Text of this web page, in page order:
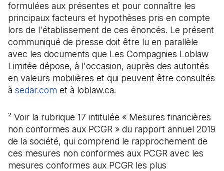
formulées aux présentes et pour connaître les
principaux facteurs et hypothèses pris en compte
lors de l'établissement de ces énoncés. Le présent
communiqué de presse doit être lu en parallèle
avec les documents que Les Compagnies Loblaw
Limitée dépose, à l'occasion, auprès des autorités
en valeurs mobilières et qui peuvent être consultés
à sedar.com (Il s'ouvre dans un nouvel onglet)
et à loblaw.ca.
² Voir la rubrique 17 intitulée « Mesures financières
non conformes aux PCGR » du rapport annuel 2019
de la société, qui comprend le rapprochement de
ces mesures non conformes aux PCGR avec les
mesures conformes aux PCGR les plus